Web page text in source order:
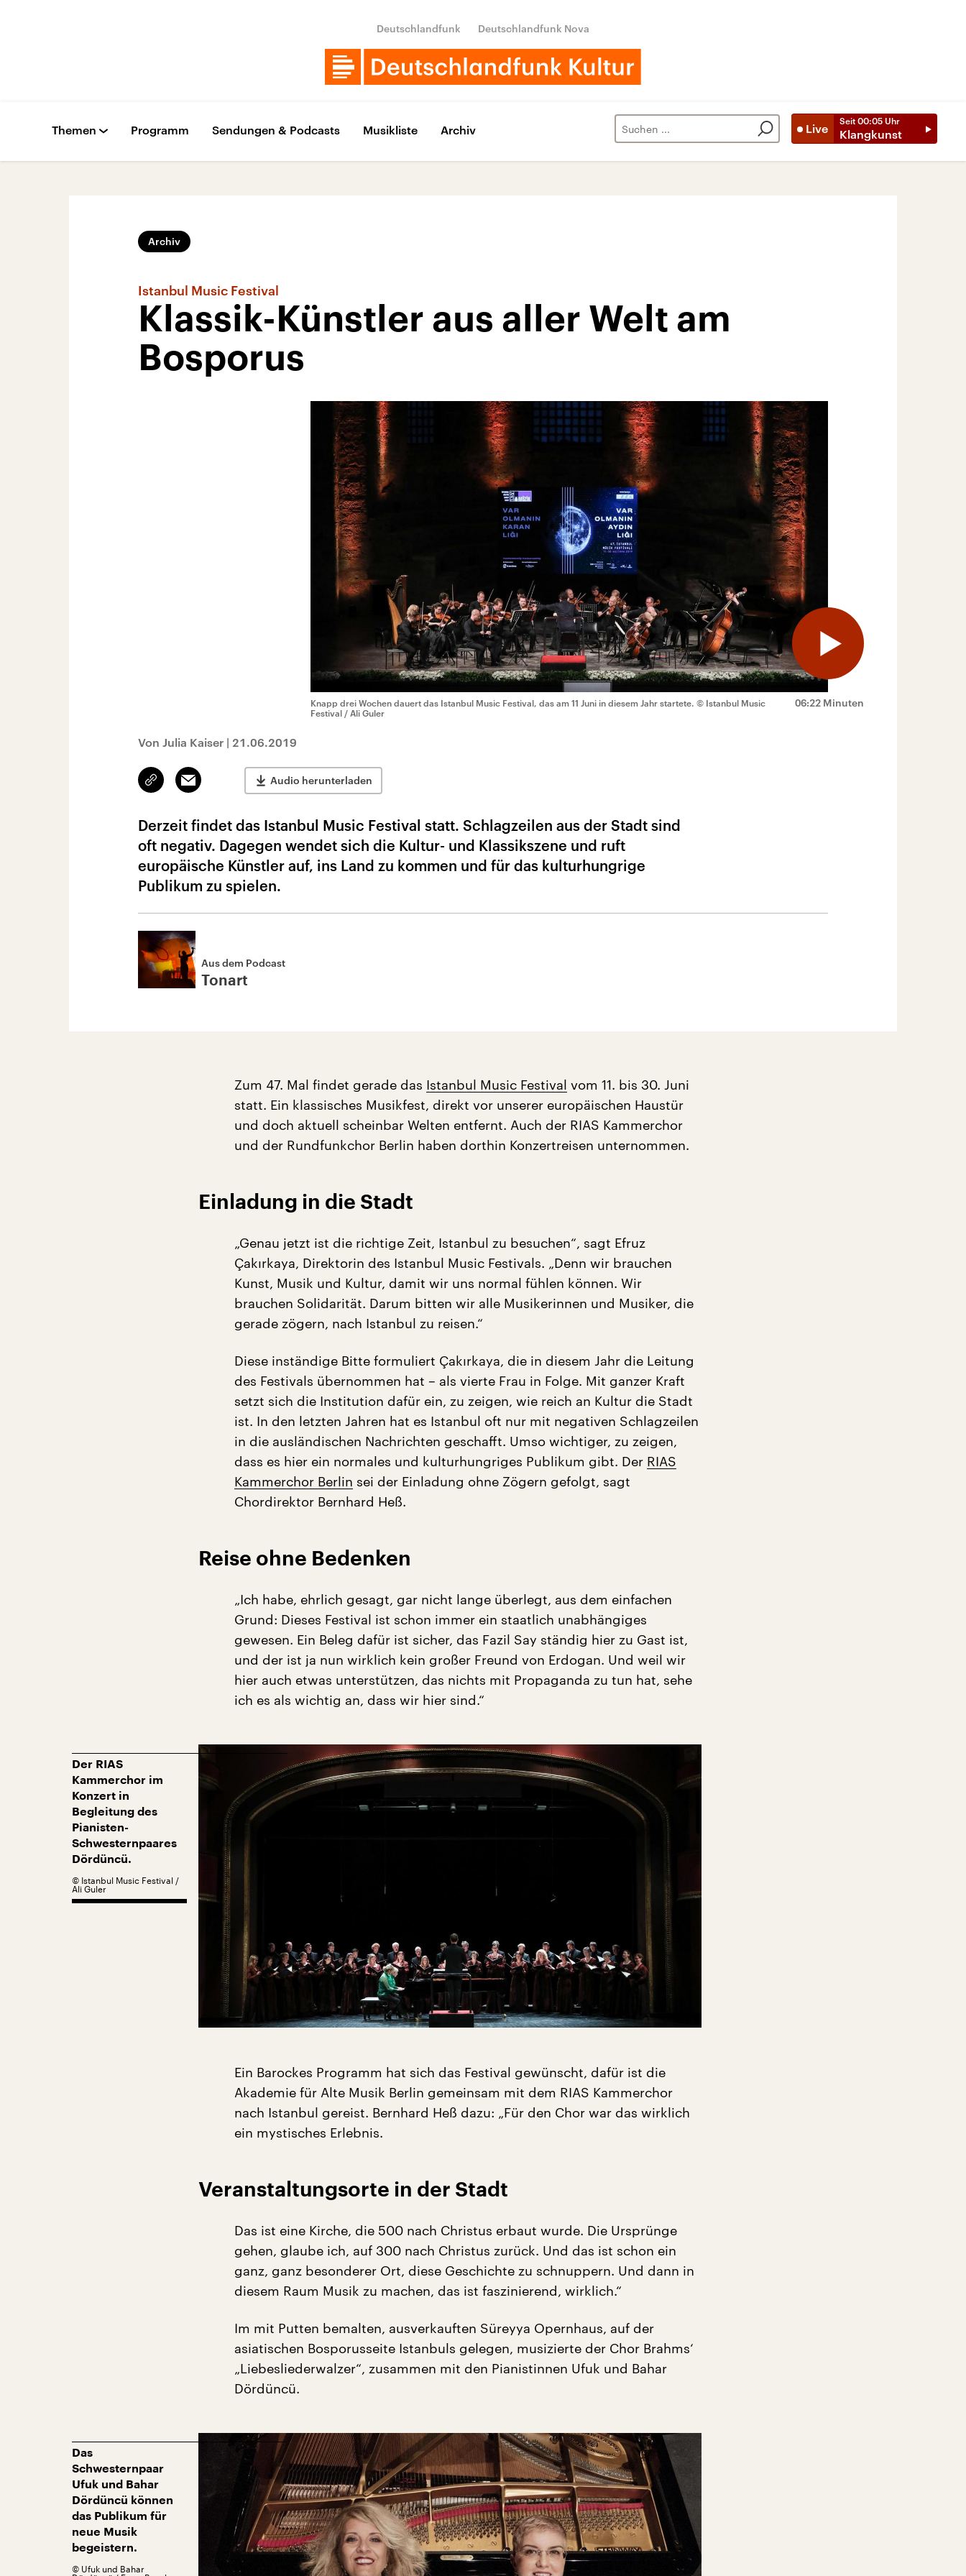
Deutschlandfunk Deutschlandfunk Nova
Live
Seit 00:05 Uhr
Klangkunst
Themen Programm Sendungen & Podcasts Musikliste Archiv
Archiv
Istanbul Music Festival
Klassik-Künstler aus aller Welt am
Bosporus
06:22 Minuten
Knapp drei Wochen dauert das Istanbul Music Festival, das am 11 Juni in diesem Jahr startete. © Istanbul Music
Festival / Ali Guler
Von Julia Kaiser | 21.06.2019
Link
kopieren/teilen
Email Audio herunterladen
Derzeit findet das Istanbul Music Festival statt. Schlagzeilen aus der Stadt sind
oft negativ. Dagegen wendet sich die Kultur- und Klassikszene und ruft
europäische Künstler auf, ins Land zu kommen und für das kulturhungrige
Publikum zu spielen.
Aus dem Podcast
Tonart
Zum 47. Mal findet gerade das Istanbul Music Festival vom 11. bis 30. Juni
statt. Ein klassisches Musikfest, direkt vor unserer europäischen Haustür
und doch aktuell scheinbar Welten entfernt. Auch der RIAS Kammerchor
und der Rundfunkchor Berlin haben dorthin Konzertreisen unternommen.
Einladung in die Stadt
„Genau jetzt ist die richtige Zeit, Istanbul zu besuchen“, sagt Efruz
Çakırkaya, Direktorin des Istanbul Music Festivals. „Denn wir brauchen
Kunst, Musik und Kultur, damit wir uns normal fühlen können. Wir
brauchen Solidarität. Darum bitten wir alle Musikerinnen und Musiker, die
gerade zögern, nach Istanbul zu reisen.“
Diese inständige Bitte formuliert Çakırkaya, die in diesem Jahr die Leitung
des Festivals übernommen hat – als vierte Frau in Folge. Mit ganzer Kraft
setzt sich die Institution dafür ein, zu zeigen, wie reich an Kultur die Stadt
ist. In den letzten Jahren hat es Istanbul oft nur mit negativen Schlagzeilen
in die ausländischen Nachrichten geschafft. Umso wichtiger, zu zeigen,
dass es hier ein normales und kulturhungriges Publikum gibt. Der RIAS
Kammerchor Berlin sei der Einladung ohne Zögern gefolgt, sagt
Chordirektor Bernhard Heß.
Reise ohne Bedenken
„Ich habe, ehrlich gesagt, gar nicht lange überlegt, aus dem einfachen
Grund: Dieses Festival ist schon immer ein staatlich unabhängiges
gewesen. Ein Beleg dafür ist sicher, das Fazil Say ständig hier zu Gast ist,
und der ist ja nun wirklich kein großer Freund von Erdogan. Und weil wir
hier auch etwas unterstützen, das nichts mit Propaganda zu tun hat, sehe
ich es als wichtig an, dass wir hier sind.“
Der RIAS
Kammerchor im
Konzert in
Begleitung des
Pianisten-
Schwesternpaares
Dördüncü.
© Istanbul Music Festival /
Ali Guler
Ein Barockes Programm hat sich das Festival gewünscht, dafür ist die
Akademie für Alte Musik Berlin gemeinsam mit dem RIAS Kammerchor
nach Istanbul gereist. Bernhard Heß dazu: „Für den Chor war das wirklich
ein mystisches Erlebnis.
Veranstaltungsorte in der Stadt
Das ist eine Kirche, die 500 nach Christus erbaut wurde. Die Ursprünge
gehen, glaube ich, auf 300 nach Christus zurück. Und das ist schon ein
ganz, ganz besonderer Ort, diese Geschichte zu schnuppern. Und dann in
diesem Raum Musik zu machen, das ist faszinierend, wirklich.“
Im mit Putten bemalten, ausverkauften Süreyya Opernhaus, auf der
asiatischen Bosporusseite Istanbuls gelegen, musizierte der Chor Brahms‘
„Liebesliederwalzer“, zusammen mit den Pianistinnen Ufuk und Bahar
Dördüncü.
Das
Schwesternpaar
Ufuk und Bahar
Dördüncü können
das Publikum für
neue Musik
begeistern.
© Ufuk und Bahar